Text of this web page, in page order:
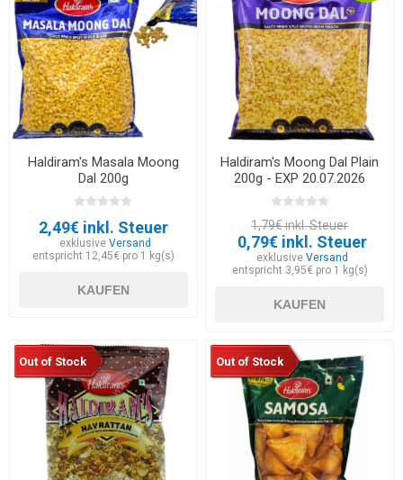
Haldiram's Masala Moong
Dal 200g
2,49€ inkl. Steuer
exklusiveVersand
entspricht 12,45€ pro 1 kg(s)
KAUFEN
Haldiram's Moong Dal Plain
200g - EXP 20.07.2026
1,79€ inkl. Steuer
0,79€ inkl. Steuer
exklusive Versand
entspricht 3,95€ pro 1 kg(s)
KAUFEN
Out of Stock Out of Stock